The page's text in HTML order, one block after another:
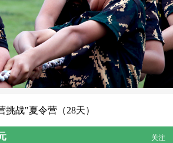
挑战"夏令营（28天）
关注